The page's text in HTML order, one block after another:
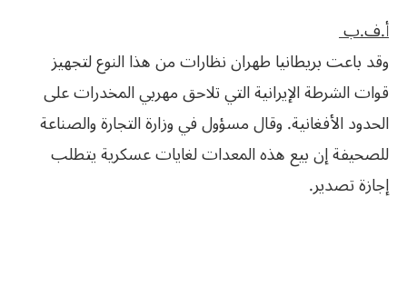
أ‮.‬ف‮.‬ب‮ ‬
وقد باعت بريطانيا طهران نظارات من هذا النوع لتجهيز
قوات الشرطة الإيرانية التي تلاحق مهربي المخدرات على
الحدود الأفغانية. وقال مسؤول في وزارة التجارة والصناعة
للصحيفة إن بيع هذه المعدات لغايات عسكرية يتطلب
إجازة تصدير.